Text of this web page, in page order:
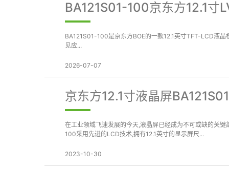
BA121S01-100京东方12.1
BA121S01-100是京东方BOE的一款12.1英寸TFT-LCD液
见应...
2026-07-07
京东方12.1寸液晶屏
在工业领域飞速发展的今天,液晶屏已经成为不可或缺的关
100采用先进的LCD技术,拥有12.1英寸的显示屏尺...
2023-10-30